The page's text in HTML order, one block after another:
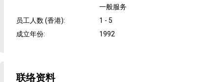
一般服务
员工人数 (香港):
1 - 5
成立年份: 1992
联络资料